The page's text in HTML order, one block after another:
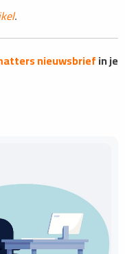
.
nieuwsbriefin je